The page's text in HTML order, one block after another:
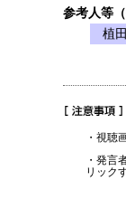
参考人等
植田
・視聴
・発言
リック